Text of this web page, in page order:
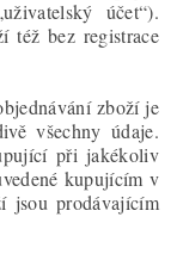
účet“).
též bez registrace
zboží je
všechny údaje.
při jakékoliv
kupujícím v
jsou prodávajícím